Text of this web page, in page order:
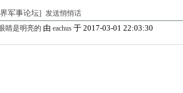
军事论坛] 发送悄悄话
睛是明亮的 由 eachus 于 2017-03-01 22:03:30